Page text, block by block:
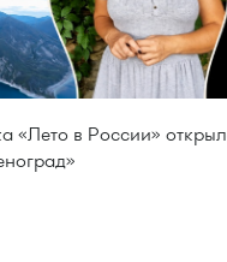
«Лето в России»